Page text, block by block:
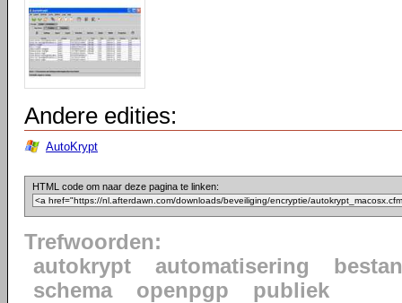
Andere edities:
AutoKrypt
HTML code om naar deze pagina te linken:
Trefwoorden:
autokrypt
automatisering
schema
openpgp publiek